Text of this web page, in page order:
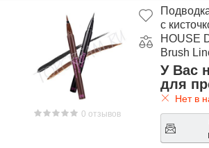
0 отзывов
с
HOUSE
Brush
У Вас
для
Нет в